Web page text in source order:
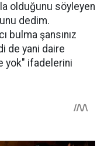
olduğunu söyleyen
dedim.
bulma şansınız
de yani daire
yok" ifadelerini